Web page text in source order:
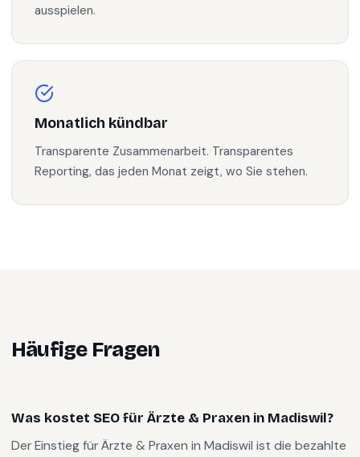
ausspielen.
Monatlich kündbar
Transparente Zusammenarbeit. Transparentes
Reporting, das jeden Monat zeigt, wo Sie stehen.
Häufige Fragen
Was kostet SEO für Ärzte & Praxen in Madiswil?
Der Einstieg für Ärzte & Praxen in Madiswil ist die bezahlte